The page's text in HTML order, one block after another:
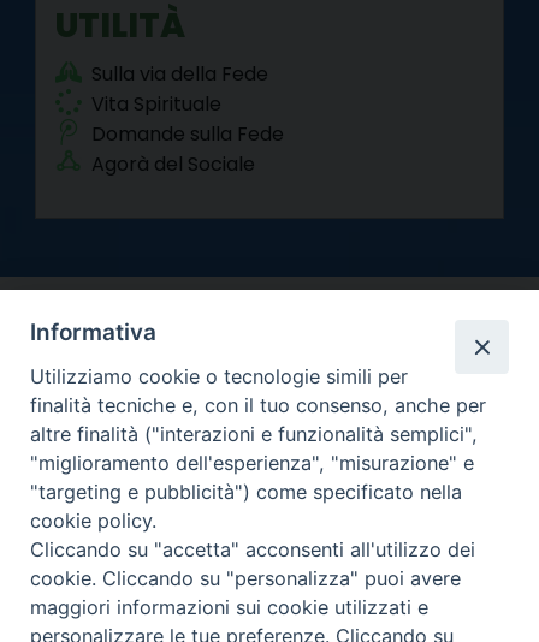
UTILITÀ
Sulla via della Fede
Vita Spirituale
Domande sulla Fede
Agorà del Sociale
Facebook
TwitterYouTube
Instagram
RSSNewsletter
Arcidiocesi di Torino
Curia metropolitana
Via dell'Arcivescovado 12 - 10121 Torino
Centralino tel. 011.51.56.300
Copyright 2000-2026 -Informativa privacy
Informativa
Utilizziamo cookie o tecnologie simili per
finalità tecniche e, con il tuo consenso, anche per
altre finalità ("interazioni e funzionalità semplici",
"miglioramento dell'esperienza", "misurazione" e
"targeting e pubblicità") come specificato nella
cookie policy.
Cliccando su "accetta" acconsenti all'utilizzo dei
cookie. Cliccando su "personalizza" puoi avere
maggiori informazioni sui cookie utilizzati e
personalizzare le tue preferenze. Cliccando su